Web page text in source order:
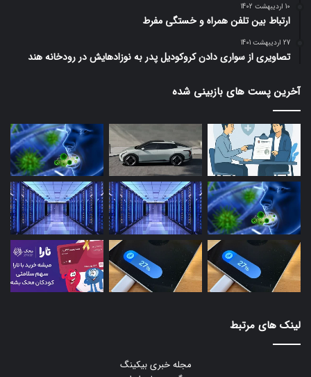
10 اردیبهشت 1402
ارتباط بین تلفن همراه و خستگی مفرط
27 اردیبهشت 1401
تصاویری از سواری دادن کروکودیل پدر به نوزادهایش در رودخانه هند
آخرین پست های بازبینی شده
لینک های مرتبط
مجله خبری بیکینگ